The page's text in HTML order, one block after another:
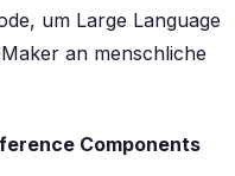
um Large Language
an menschliche
Components